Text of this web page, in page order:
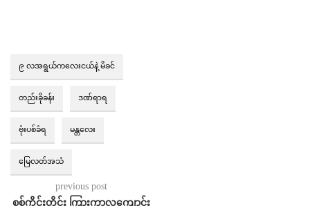
၉ လအရွယ်ကလေးငယ်နဲ့ မိခင်
တည်းခိုခန်း ဒဏ်ရာရ
ဗုံးပစ်ခံရ မန္တလေး
မြေလတ်အသံ
previous post
စစ်ကိုင်းတိုင်း ကြားကာလကျောင်း